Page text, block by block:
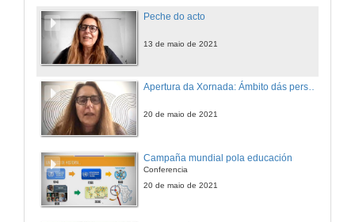
Peche do acto
13 de maio de 2021
Apertura da Xornada: Ámbito dás persoas: A educación
20 de maio de 2021
Campaña mundial pola educación
Conferencia
20 de maio de 2021